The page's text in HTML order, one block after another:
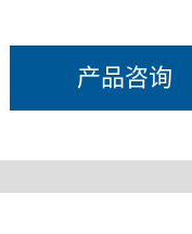
产品咨询